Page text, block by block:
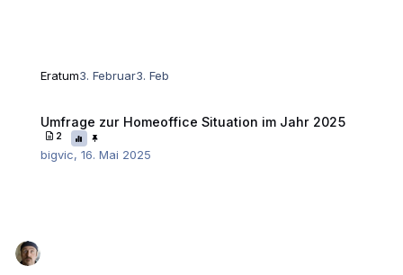
Eratum3. Februar3. Feb
Umfrage zur Homeoffice Situation im Jahr 2025
2
bigvic, 16. Mai 2025